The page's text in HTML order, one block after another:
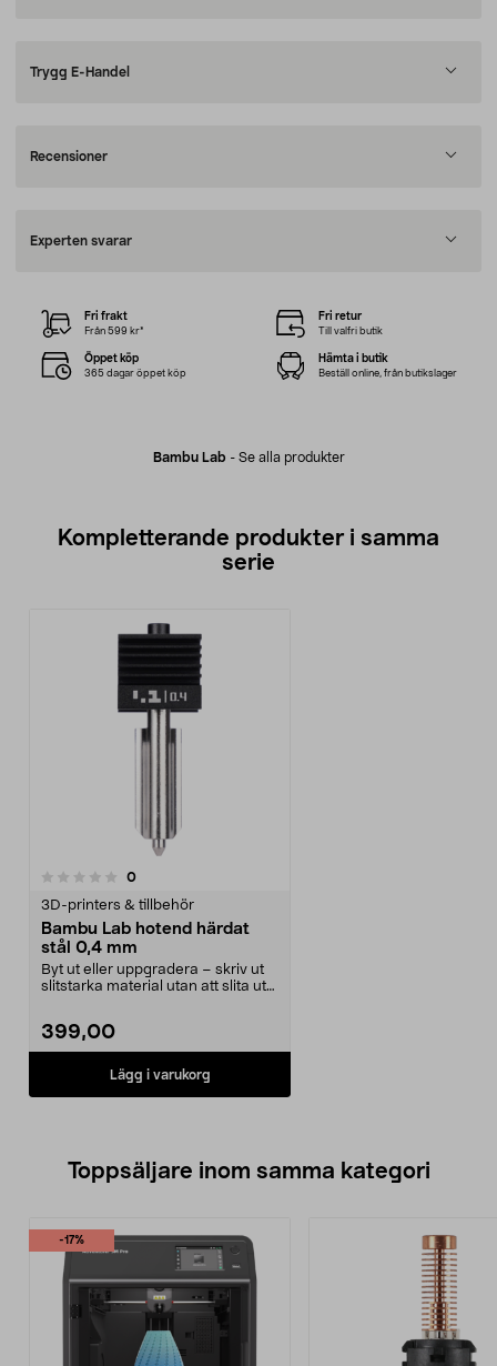
Trygg E-Handel
Recensioner
Experten svarar
Bambu Lab - Se alla produkter
Fri frakt
Från 599 kr*
Fri retur
Till valfri butik
Öppet köp
365 dagar öppet köp
Hämta i butik
Beställ online, från butikslager
Kompletterande produkter i samma
serie
0recensioner
3D-printers & tillbehör
Bambu Lab hotend härdat
stål 0,4 mm
Byt ut eller uppgradera – skriv ut
slitstarka material utan att slita ut
399,00
Lägg i varukorg
Toppsäljare inom samma kategori
-17%